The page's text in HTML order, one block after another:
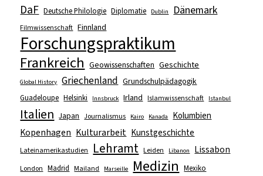
DaF Deutsche Philologie Diplomatie Dublin Dänemark
Filmwissenschaft Finnland
Forschungspraktikum
Frankreich Geowissenschaften Geschichte
Global History Griechenland Grundschulpädagogik
Guadeloupe Helsinki Innsbruck Irland Islamwissenschaft Istanbul
Italien Japan Journalismus Kairo Kanada Kolumbien
Kopenhagen Kulturarbeit Kunstgeschichte
Lateinamerikastudien Lehramt Leiden Libanon Lissabon
London Madrid Mailand Marseille Medizin Mexiko